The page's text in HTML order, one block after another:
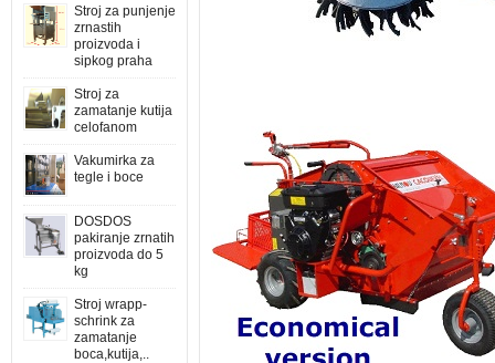
Stroj za punjenje
zrnastih
proizvoda i
sipkog praha
Stroj za
zamatanje kutija
celofanom
Vakumirka za
tegle i boce
DOSDOS
pakiranje zrnatih
proizvoda do 5
kg
Stroj wrapp-
schrink za
zamatanje
boca,kutija,..